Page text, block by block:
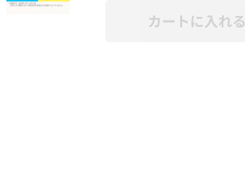
カートに入れる